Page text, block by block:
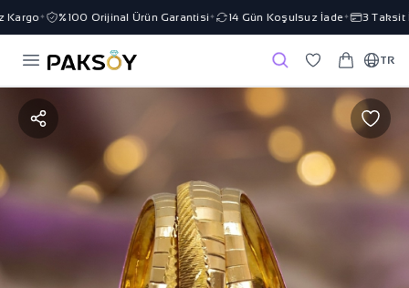
✦ %100 Orijinal Ürün Garantisi✦ 14 Gün Koşulsuz İade✦ 3 Taksit
TR